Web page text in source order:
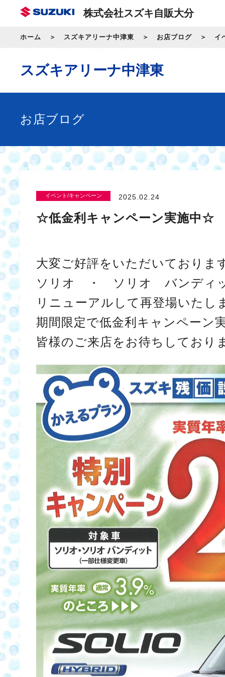
株式会社スズキ自販大分
ホーム スズキアリーナ中津東 お店ブログ イ
スズキアリーナ中津東
お店ブログ
イベント/キャンペーン 2025.02.24
☆低金利キャンペーン実施中☆
大変ご好評をいただいておりま
ソリオ ・ ソリオ バンディ
リニューアルして再登場いたし
期間限定で低金利キャンペーン
皆様のご来店をお待ちしており